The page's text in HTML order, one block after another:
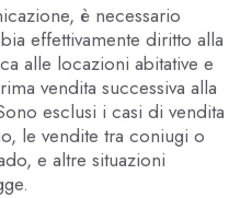
è necessario
effettivamente diritto alla
alle locazioni abitative e
vendita successiva alla
esclusi i casi di vendita
le vendite tra coniugi o
e altre situazioni